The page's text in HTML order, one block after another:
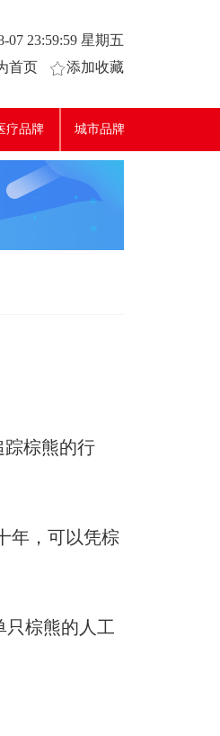
08 00:00:00 星期六
添加收藏
首页
疗品牌 城市品牌
棕熊的行
年，可以凭棕
棕熊的人工